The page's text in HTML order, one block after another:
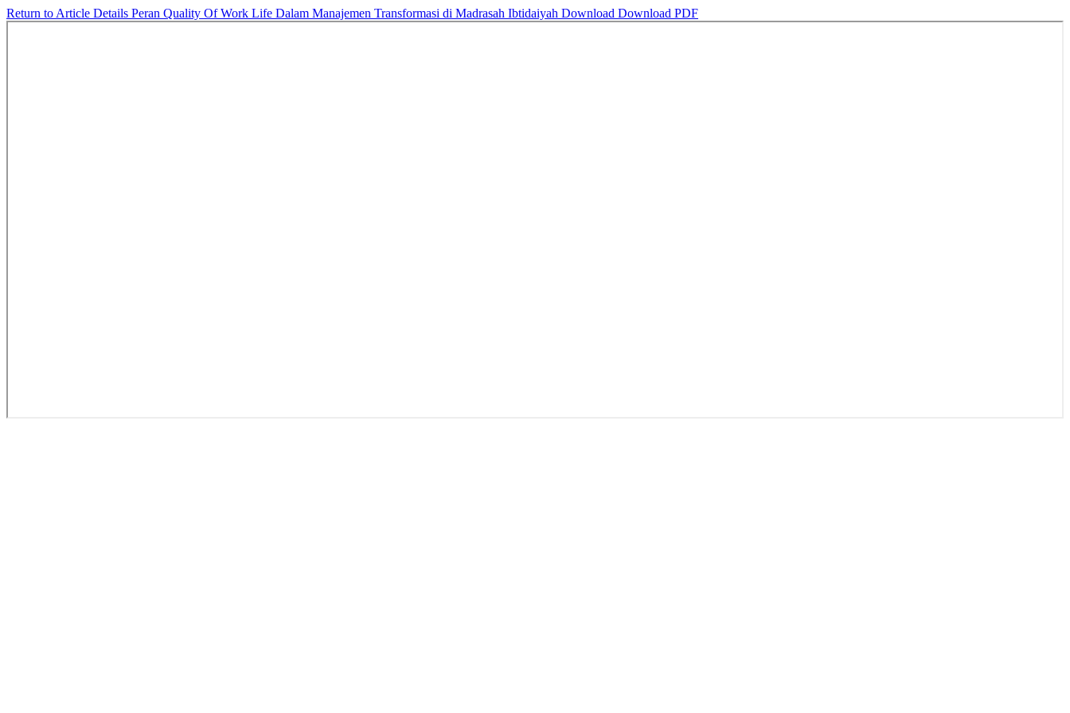
Return to Article Details Peran Quality Of Work Life Dalam Manajemen Transformasi di Madrasah Ibtidaiyah Download Download PDF